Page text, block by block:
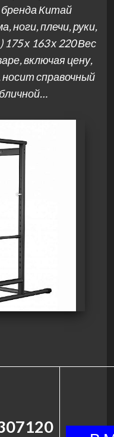
Китай
ноги, плечи, руки,
х 163 х 220 Вес
включая цену,
справочный